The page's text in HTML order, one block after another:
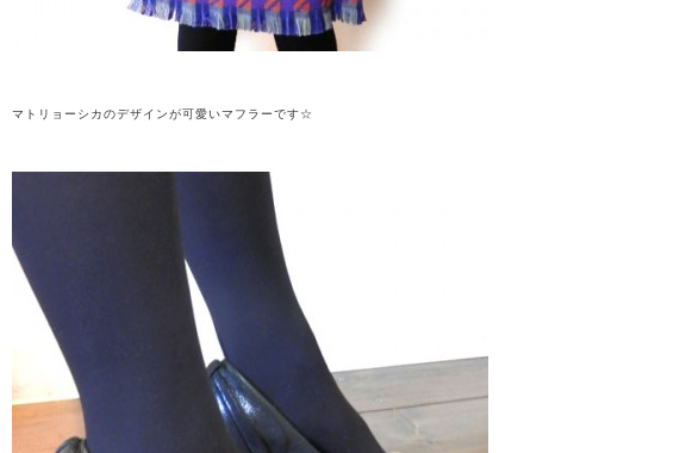
マトリョーシカのデザインが可愛いマフラーです☆